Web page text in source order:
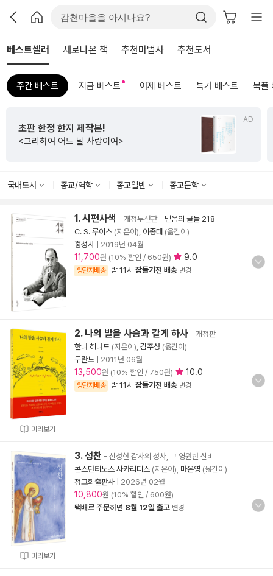
베스트셀러 새로나온 책 추천마법사 추천도서
주간 베스트 지금 베스트 어제 베스트 특가 베스트 북플
수능까지 연결되는
초등 비문학 필독서
<초등 매3비>
국내도서 종교/역학 종교일반 종교문학
1. 시편사색 - 개정무선판- 믿음의 글들 218
C. S. 루이스 (지은이), 이종태 (옮긴이)
홍성사
2019년 04월
11,700원 (10% 할인 / 650원) 9.0
양탄자배송 밤 11시 잠들기전 배송 변경
미리보기
2. 나의 발을 사슴과 같게 하사 - 개정판
한나 허나드 (지은이), 김주성 (옮긴이)
두란노
2011년 06월
13,500원 (10% 할인 / 750원) 10.0
양탄자배송 밤 11시 잠들기전 배송 변경
미리보기
3. 성찬 - 신성한 감사의 성사, 그 영원한 신비
콘스탄티노스 사카리디스 (지은이), 마은영 (옮긴이)
정교회출판사
2026년 02월
10,800원 (10% 할인 / 600원)
택배로 주문하면 8월 12일 출고 변경